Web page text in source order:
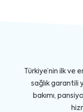
Türkiye’nin ilk ve
sağlık garantili
bakımı,